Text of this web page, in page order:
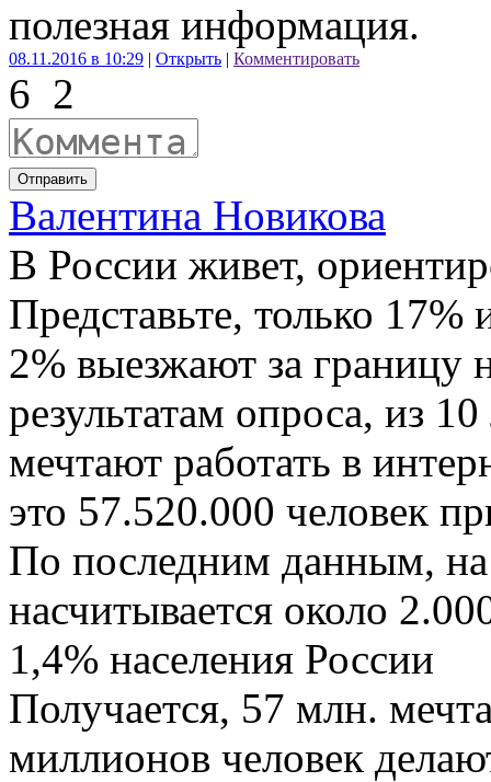
полезная информация.
08.11.2016 в 10:29 | Открыть | Комментировать
6 2
Отправить
Валентина Новикова
В России живет,
Представьте, только
2% выезжают за границу
результатам опроса, из
мечтают работать в
это 57.520.000 человек
По последним данным,
насчитывается около
1,4% населения России
Получается, 57 млн.
миллионов человек